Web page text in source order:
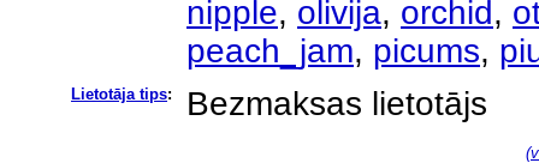
nipple, olivija, orchid,
peach_jam, picums,
Lietotāja tips: Bezmaksas lietotājs